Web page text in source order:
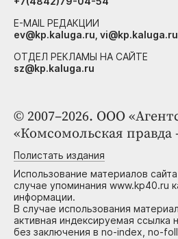
© 2007–2026. ООО
«Комсомольская правда
Полистать издания
Использование материалов
случае упоминания www.kp40.ru
информации.
В случае использования
активная индексируемая ссылка
без заключения в no-index, no-
E-MAIL РЕДАКЦИИ
ev@kp.kaluga.ru, vi@kp.kaluga.ru
ОТДЕЛ РЕКЛАМЫ НА САЙТЕ
sz@kp.kaluga.ru